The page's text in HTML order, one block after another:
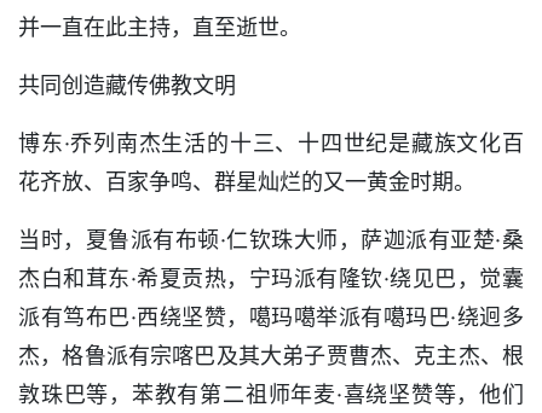
并一直在此主持，直至逝世。
共同创造藏传佛教文明
博东·乔列南杰生活的十三、十四世纪是藏族文化百
花齐放、百家争鸣、群星灿烂的又一黄金时期。
当时，夏鲁派有布顿·仁钦珠大师，萨迦派有亚楚·桑
杰白和茸东·希夏贡热，宁玛派有隆钦·绕见巴，觉囊
派有笃布巴·西绕坚赞，噶玛噶举派有噶玛巴·绕迥多
杰，格鲁派有宗喀巴及其大弟子贾曹杰、克主杰、根
敦珠巴等，苯教有第二祖师年麦·喜绕坚赞等，他们